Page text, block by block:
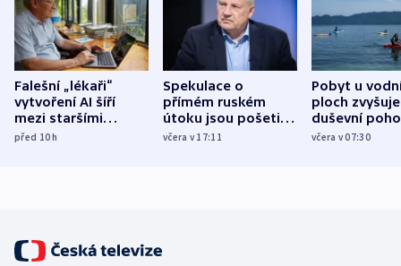
Falešní „lékaři“
vytvoření AI šíří
mezi staršími
Poláky nebezpečné
před 10h
Spekulace o
přímém ruském
útoku jsou pošetilé,
míní estonský
včera v 17:11
Pobyt u
ploch zvyšuje
duševní
ukázala
včera v 07:30